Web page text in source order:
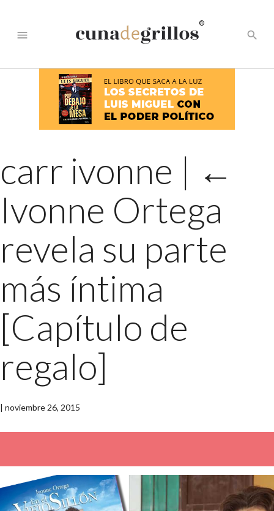
menu
®
search
carr ivonne | ←
Ivonne Ortega
revela su parte
más íntima
[Capítulo de
regalo]
| noviembre 26, 2015